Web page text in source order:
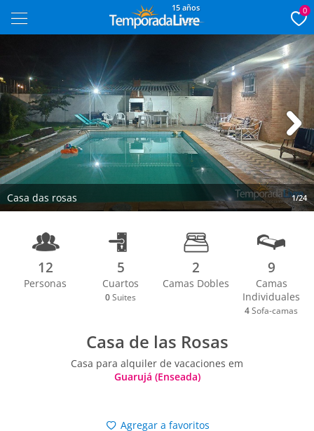
15 años 0
Casa das rosas 1/24
Next
12
Personas
5
Cuartos
0 Suites
2
Camas Dobles
9
Camas
Individuales
4 Sofa-camas
Casa de las Rosas
Casa para alquiler de vacaciones em
Guarujá (Enseada)
Agregar a favoritos